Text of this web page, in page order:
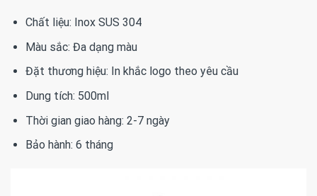
Chất liệu: Inox SUS 304
Màu sắc: Đa dạng màu
Đặt thương hiệu: In khắc logo theo yêu cầu
Dung tích: 500ml
Thời gian giao hàng: 2-7 ngày
Bảo hành: 6 tháng